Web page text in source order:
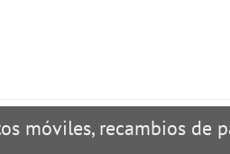
móviles, recambios de